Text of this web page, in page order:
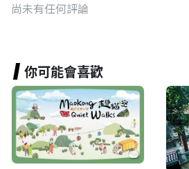
尚未有任何評論
你可能會喜歡